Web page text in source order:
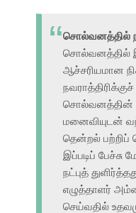
சொல்வனத்தில்
சொல்வனத்தில்
ஆச்சரியமான
சொல்வனத்தின்
மனைவியுடன்
தென்றல்
இப்படிப்
நட்புத்
எழுத்தாளர்
செய்வதில்